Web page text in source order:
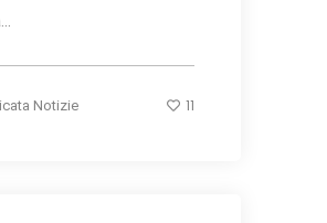
Notizie 11